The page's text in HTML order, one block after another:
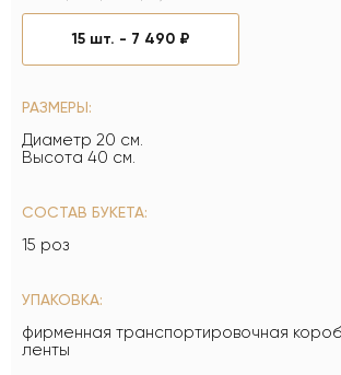
15 шт. - 7 490 ₽
РАЗМЕРЫ:
Диаметр 20 см.
Высота 40 см.
СОСТАВ БУКЕТА:
15 роз
УПАКОВКА:
фирменная транспортировочная
ленты